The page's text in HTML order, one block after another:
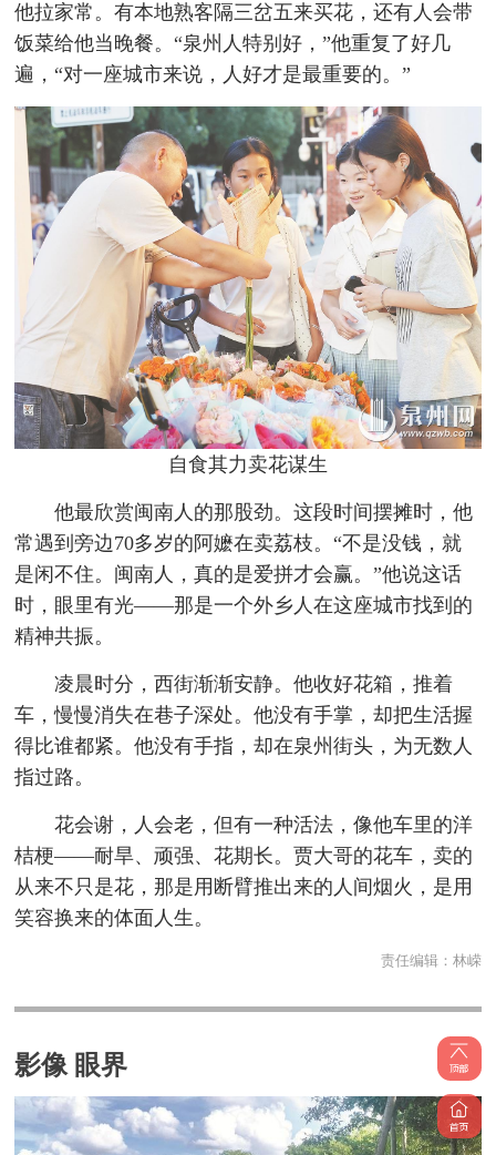
他拉家常。有本地熟客隔三岔五来买花，还有人会带
饭菜给他当晚餐。“泉州人特别好，”他重复了好几
遍，“对一座城市来说，人好才是最重要的。”
自食其力卖花谋生
他最欣赏闽南人的那股劲。这段时间摆摊时，他
常遇到旁边70多岁的阿嬷在卖荔枝。“不是没钱，就
是闲不住。闽南人，真的是爱拼才会赢。”他说这话
时，眼里有光——那是一个外乡人在这座城市找到的
精神共振。
凌晨时分，西街渐渐安静。他收好花箱，推着
车，慢慢消失在巷子深处。他没有手掌，却把生活握
得比谁都紧。他没有手指，却在泉州街头，为无数人
指过路。
花会谢，人会老，但有一种活法，像他车里的洋
桔梗——耐旱、顽强、花期长。贾大哥的花车，卖的
从来不只是花，那是用断臂推出来的人间烟火，是用
笑容换来的体面人生。
责任编辑： 林嵘
影像 眼界